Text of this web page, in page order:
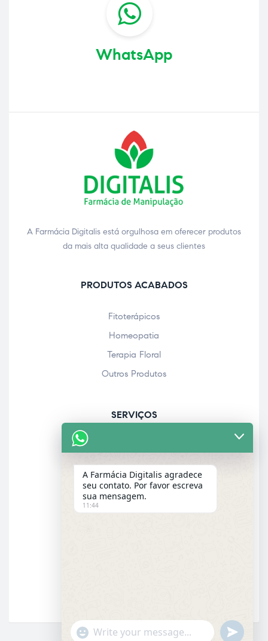
WhatsApp
A Farmácia Digitalis está orgulhosa em oferecer produtos
da mais alta qualidade a seus clientes
PRODUTOS ACABADOS
Fitoterápicos
Homeopatia
Terapia Floral
Outros Produtos
SERVIÇOS
Acolhimento farmacêutico
Assistência personalizada
Check-up
Entrega a domicílio
A Farmácia Digitalis agradece
seu contato. Por favor escreva
sua mensagem.
11:44
"+chaty_settings.lang.emoji_picker+"
WhatsApp